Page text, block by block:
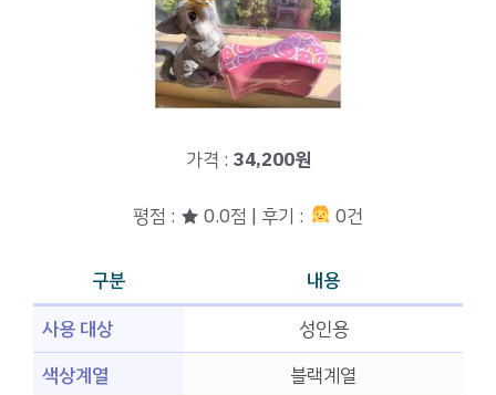
가격 : 34,200원
평점 : ★ 0.0점 | 후기 : 0건
구분
내용
사용 대상
성인용
색상계열
블랙계열